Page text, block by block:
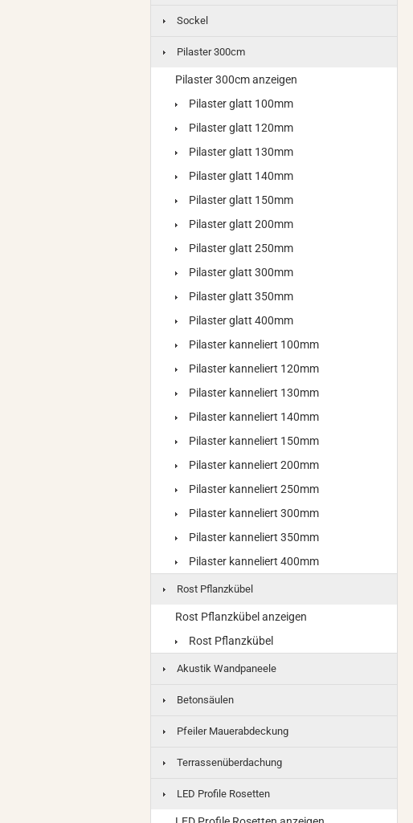
Sockel
Pilaster 300cm
Pilaster 300cm anzeigen
Pilaster glatt 100mm
Pilaster glatt 120mm
Pilaster glatt 130mm
Pilaster glatt 140mm
Pilaster glatt 150mm
Pilaster glatt 200mm
Pilaster glatt 250mm
Pilaster glatt 300mm
Pilaster glatt 350mm
Pilaster glatt 400mm
Pilaster kanneliert 100mm
Pilaster kanneliert 120mm
Pilaster kanneliert 130mm
Pilaster kanneliert 140mm
Pilaster kanneliert 150mm
Pilaster kanneliert 200mm
Pilaster kanneliert 250mm
Pilaster kanneliert 300mm
Pilaster kanneliert 350mm
Pilaster kanneliert 400mm
Rost Pflanzkübel
Rost Pflanzkübel anzeigen
Rost Pflanzkübel
Akustik Wandpaneele
Betonsäulen
Pfeiler Mauerabdeckung
Terrassenüberdachung
LED Profile Rosetten